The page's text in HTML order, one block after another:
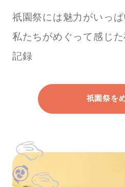
祇園祭には魅力がいっぱ
私たちがめぐって感じた
記録
祇園祭を